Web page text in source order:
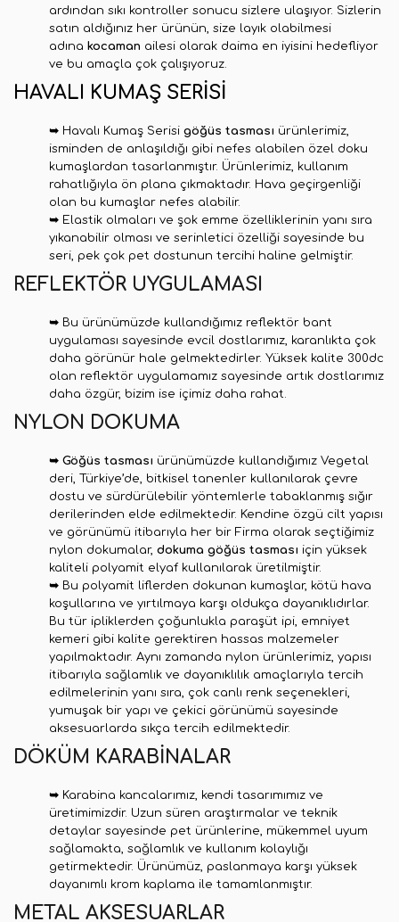
ardından sıkı kontroller sonucu sizlere ulaşıyor. Sizlerin
satın aldığınız her ürünün, size layık olabilmesi
adına kocaman ailesi olarak daima en iyisini hedefliyor
ve bu amaçla çok çalışıyoruz.
HAVALI KUMAŞ SERİSİ
➥ Havalı Kumaş Serisi göğüs tasması ürünlerimiz,
isminden de anlaşıldığı gibi nefes alabilen özel doku
kumaşlardan tasarlanmıştır. Ürünlerimiz, kullanım
rahatlığıyla ön plana çıkmaktadır. Hava geçirgenliği
olan bu kumaşlar nefes alabilir.
➥ Elastik olmaları ve şok emme özelliklerinin yanı sıra
yıkanabilir olması ve serinletici özelliği sayesinde bu
seri, pek çok pet dostunun tercihi haline gelmiştir.
REFLEKTÖR UYGULAMASI
➥ Bu ürünümüzde kullandığımız reflektör bant
uygulaması sayesinde evcil dostlarımız, karanlıkta çok
daha görünür hale gelmektedirler. Yüksek kalite 300dc
olan reflektör uygulamamız sayesinde artık dostlarımız
daha özgür, bizim ise içimiz daha rahat.
NYLON DOKUMA
➥ Göğüs tasması ürünümüzde kullandığımız Vegetal
deri, Türkiye’de, bitkisel tanenler kullanılarak çevre
dostu ve sürdürülebilir yöntemlerle tabaklanmış sığır
derilerinden elde edilmektedir. Kendine özgü cilt yapısı
ve görünümü itibarıyla her bir Firma olarak seçtiğimiz
nylon dokumalar, dokuma göğüs tasması için yüksek
kaliteli polyamit elyaf kullanılarak üretilmiştir.
➥ Bu polyamit liflerden dokunan kumaşlar, kötü hava
koşullarına ve yırtılmaya karşı oldukça dayanıklıdırlar.
Bu tür ipliklerden çoğunlukla paraşüt ipi, emniyet
kemeri gibi kalite gerektiren hassas malzemeler
yapılmaktadır. Aynı zamanda nylon ürünlerimiz, yapısı
itibarıyla sağlamlık ve dayanıklılık amaçlarıyla tercih
edilmelerinin yanı sıra, çok canlı renk seçenekleri,
yumuşak bir yapı ve çekici görünümü sayesinde
aksesuarlarda sıkça tercih edilmektedir.
DÖKÜM KARABİNALAR
➥ Karabina kancalarımız, kendi tasarımımız ve
üretimimizdir. Uzun süren araştırmalar ve teknik
detaylar sayesinde pet ürünlerine, mükemmel uyum
sağlamakta, sağlamlık ve kullanım kolaylığı
getirmektedir. Ürünümüz, paslanmaya karşı yüksek
dayanımlı krom kaplama ile tamamlanmıştır.
METAL AKSESUARLAR